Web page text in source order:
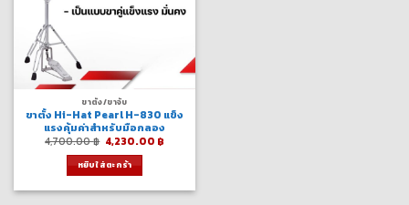
ขาตั้ง/ขาจับ
ขาตั้ง Hi-Hat Pearl H-830 แข็ง
แรงคุ้มค่าสำหรับมือกลอง
4,700.00฿ Original
price
was:
4,700.00 ฿.
4,230.00 ฿Current
หยิบใส่ตะกร้า